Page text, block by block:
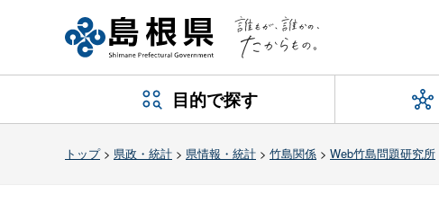
目的で探す
トップ> 県政・統計 > 県情報・統計 > 竹島関係 > Web竹島問題研究所